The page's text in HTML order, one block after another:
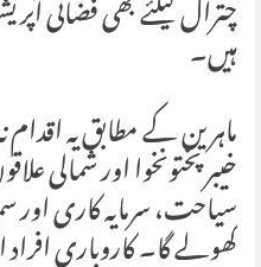
چترال کیلئے بھی فضائی
ہیں۔
ماہرین کے مطابق یہ
خیبرپختونخوا اور شمالی
سیاحت، سرمایہ کاری